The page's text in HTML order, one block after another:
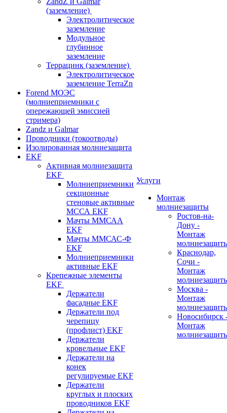
(заземление)
Электролитическое
заземление
Модульное
глубинное
заземление
Террацинк (заземление)
Электролитическое
заземление TerraZn
Forend МОЭС
(молниеприемники с
опережающей эмиссией
стримера)
Zandz и Galmar
Проводники (токоотводы)
Изолированная молниезащита
EKF
Активная молниезащита
EKF
Молниеприемники
секционные
стеновые активные
МССА EKF
Мачты ММСАА
EKF
Мачты ММСАС-Ф
EKF
Молниеприемники
активные EKF
Крепежные элементы
EKF
Держатели
фасадные EKF
Держатели под
черепицу
(профлист) EKF
Держатели
кровельные EKF
Держатели на
конек
регулируемые EKF
Держатели
круглых и плоских
проводников EKF
Услуги
Монтаж
молниезащиты
Ростов-на-
Дону -
Монтаж
Краснодар,
Сочи -
Монтаж
Москва -
Монтаж
Новосибирск
Монтаж